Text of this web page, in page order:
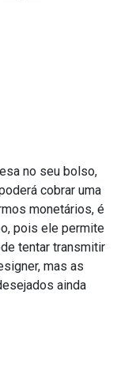
no seu bolso,
cobrar uma
monetários, é
pois ele permite
tentar transmitir
mas as
ainda